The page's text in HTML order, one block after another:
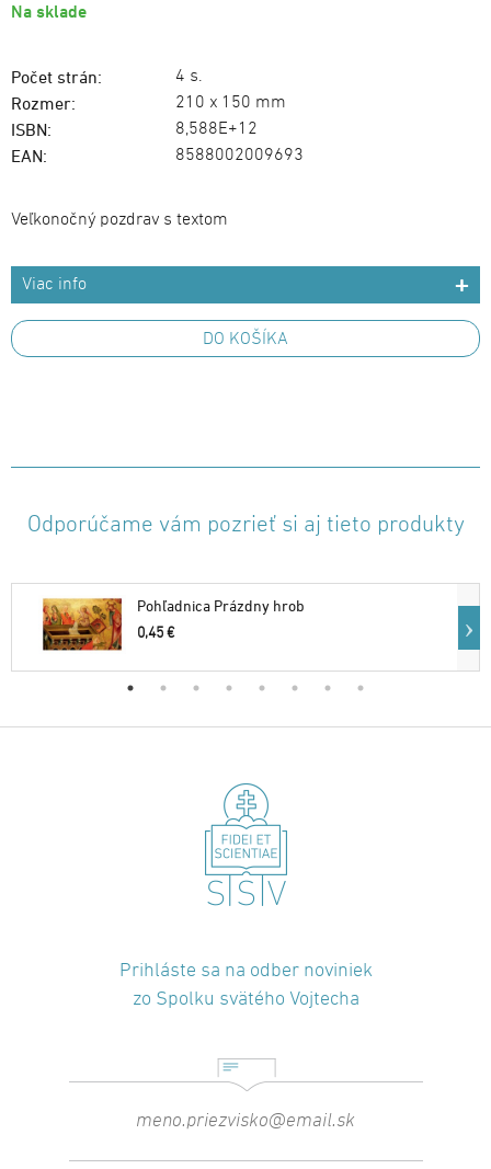
Na sklade
Počet strán: 4 s.
Rozmer: 210 x 150 mm
ISBN: 8,588E+12
EAN: 8588002009693
Veľkonočný pozdrav s textom
Viac info
DO KOŠÍKA
Odporúčame vám pozrieť si aj tieto produkty
Pohľadnica Prázdny hrob
0,45 €
Prihláste sa na odber noviniek
zo Spolku svätého Vojtecha